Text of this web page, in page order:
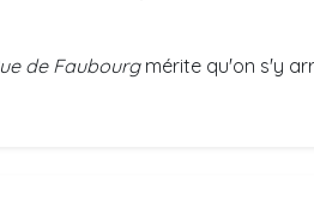
de Faubourgmérite qu'on s'y